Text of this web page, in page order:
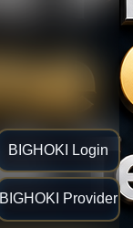
BIGHOKI Login
BIGHOKI Provider